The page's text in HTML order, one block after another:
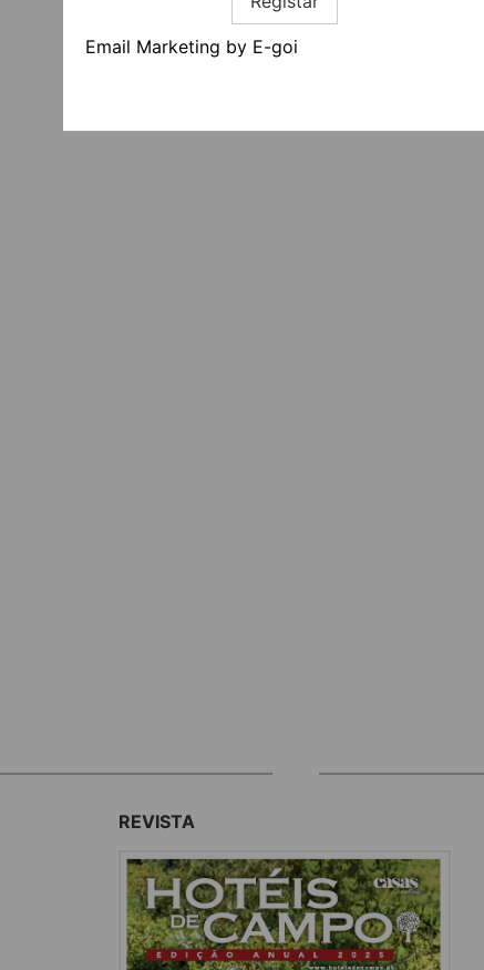
Email Marketing by E-goi
REVISTA